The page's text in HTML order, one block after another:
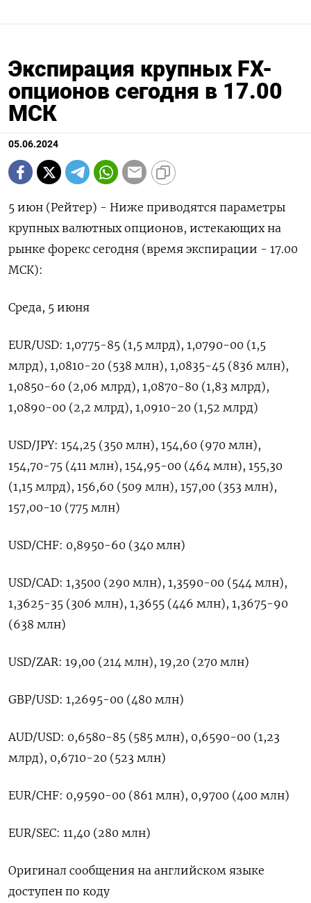
Экспирация крупных FX-
опционов сегодня в 17.00
МСК
05.06.2024
5 июн (Рейтер) - Ниже приводятся параметры
крупных валютных опционов, истекающих на
рынке форекс сегодня (время экспирации - 17.00
МСК):
Среда, 5 июня
EUR/USD: 1,0775-85 (1,5 млрд), 1,0790-00 (1,5
млрд), 1,0810-20 (538 млн), 1,0835-45 (836 млн),
1,0850-60 (2,06 млрд), 1,0870-80 (1,83 млрд),
1,0890-00 (2,2 млрд), 1,0910-20 (1,52 млрд)
USD/JPY: 154,25 (350 млн), 154,60 (970 млн),
154,70-75 (411 млн), 154,95-00 (464 млн), 155,30
(1,15 млрд), 156,60 (509 млн), 157,00 (353 млн),
157,00-10 (775 млн)
USD/CHF: 0,8950-60 (340 млн)
USD/CAD: 1,3500 (290 млн), 1,3590-00 (544 млн),
1,3625-35 (306 млн), 1,3655 (446 млн), 1,3675-90
(638 млн)
USD/ZAR: 19,00 (214 млн), 19,20 (270 млн)
GBP/USD: 1,2695-00 (480 млн)
AUD/USD: 0,6580-85 (585 млн), 0,6590-00 (1,23
млрд), 0,6710-20 (523 млн)
EUR/CHF: 0,9590-00 (861 млн), 0,9700 (400 млн)
EUR/SEC: 11,40 (280 млн)
Оригинал сообщения на английском языке
доступен по коду